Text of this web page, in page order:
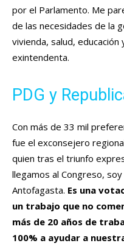
por el Parlamento. Me
de las necesidades de la
vivienda, salud, educación
exintendenta.
PDG y
Con más de 33 mil
fue el exconsejero
quien tras el triunfo
llegamos al Congreso,
Antofagasta. Es una
un trabajo que no
más de 20 años de
100% a ayudar a